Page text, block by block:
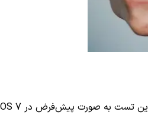
این تست به صورت پیش‌فرض در 7